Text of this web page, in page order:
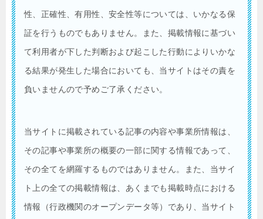
性、正確性、有用性、安全性等については、いかなる保
証を行うものでもありません。また、掲載情報に基づい
て利用者が下した判断および起こした行動によりいかな
る結果が発生した場合においても、当サイトはその責を
負いませんので予めご了承ください。
当サイトに掲載されている記事の内容や事業所情報は、
その記事や事業所の概要の一部に関する情報であって、
その全てを網羅するものではありません。また、当サイ
ト上の全ての掲載情報は、あくまでも掲載時点における
情報（行政機関のオープンデータ等）であり、当サイト